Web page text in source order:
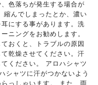
色落ちが発生する場合が
縮んでしまったとか、濃い
にする事があります。洗
ニングをお勧めします。
おくと、トラブルの原因
乾燥させてください。汗
ください。 アロハシャツ
シャツに汗がつかないよう
っしゃいます。 また、雨